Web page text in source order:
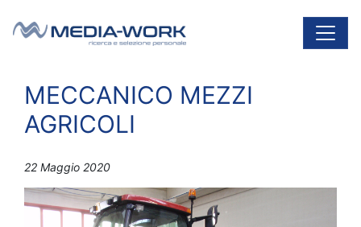
Navigazione principale
MECCANICO MEZZI
AGRICOLI
22 Maggio 2020